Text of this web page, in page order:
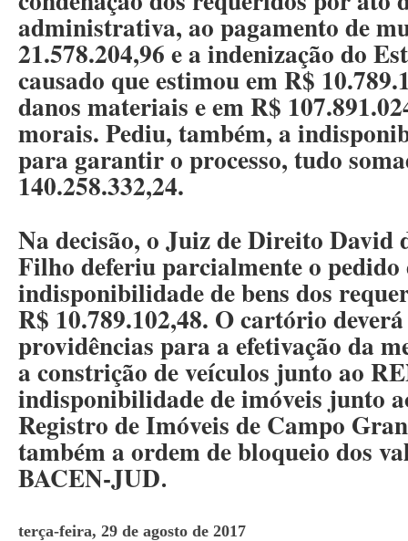
administrativa, ao pagamento de
21.578.204,96 e a indenização do
causado que estimou em R$
danos materiais e em R$
morais. Pediu, também, a
para garantir o processo, tudo
140.258.332,24.
Na decisão, o Juiz de Direito David
Filho deferiu parcialmente o pedido
indisponibilidade de bens dos
R$ 10.789.102,48. O cartório
providências para a efetivação da
a constrição de veículos junto ao
indisponibilidade de imóveis junto
Registro de Imóveis de Campo
também a ordem de bloqueio dos
BACEN-JUD.
terça-feira, 29 de agosto de 2017